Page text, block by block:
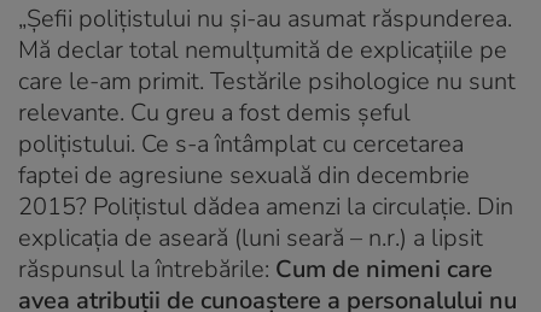
„Șefii polițistului nu și-au asumat răspunderea.
Mă declar total nemulțumită de explicațiile pe
care le-am primit. Testările psihologice nu sunt
relevante. Cu greu a fost demis șeful
polițistului. Ce s-a întâmplat cu cercetarea
faptei de agresiune sexuală din decembrie
2015? Polițistul dădea amenzi la circulație. Din
explicația de aseară (luni seară – n.r.) a lipsit
răspunsul la întrebările: Cum de nimeni care
avea atribuții de cunoaștere a personalului nu